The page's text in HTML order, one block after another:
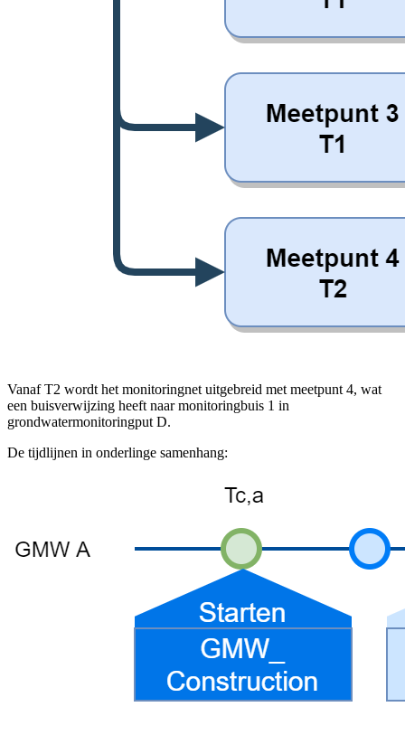
Vanaf T2 wordt het monitoringnet uitgebreid met meetpunt 4, wat
een buisverwijzing heeft naar monitoringbuis 1 in
grondwatermonitoringput D.
De tijdlijnen in onderlinge samenhang: